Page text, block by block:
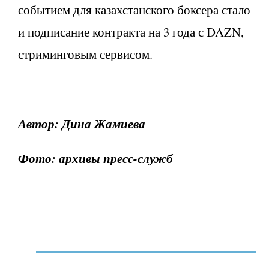
событием для казахстанского боксера стало
и подписание контракта на 3 года с DAZN,
стриминговым сервисом.
Автор: Дина Жамиева
Фото: архивы пресс-служб